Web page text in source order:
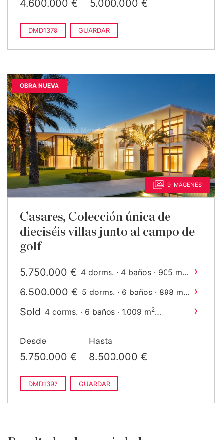
4.600.000 € 5.000.000 €
DMD1378 GUARDAR
OBRA NUEVA
9 IMÁGENES
Casares, Colección única de
dieciséis villas junto al campo de
golf
5.750.000 € 4 dorms. · 4 baños · 905 m ›
6.500.000 € 5 dorms. · 6 baños · 898 m ›
Sold 4 dorms. · 6 baños · 1.009 m2 ›
construido
8.700.000 €
6 dorms. · 8 baños · 1.034
2construido
Desde
5.750.000 €
Hasta
8.500.000 €
DMD1392 GUARDAR